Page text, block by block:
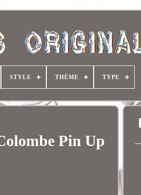
STYLE THÈME TYPE
Pin Up